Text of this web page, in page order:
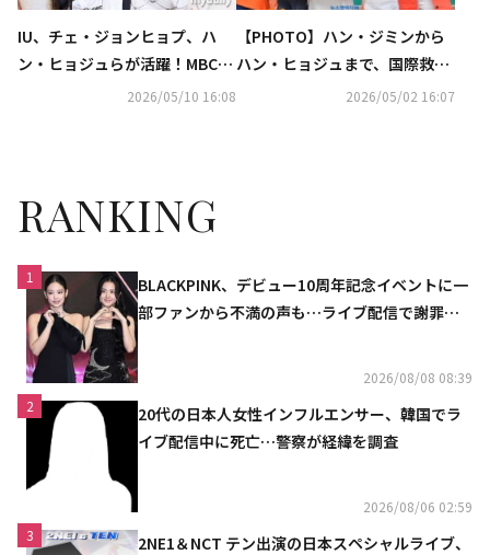
IU、チェ・ジョンヒョプ、ハ
ン・ヒョジュらが活躍！MBCド
ラマのラインナップに注目
2026/05/10 16:08
【PHOTO】ハン・ジミンから
ハン・ヒョジュまで、国際救護
団体の募金イベントに参加
2026/05/02 16:07
RANKING
1
BLACKPINK、デビュー10周年記念イベントに一
部ファンから不満の声も…ライブ配信で謝罪
2026/08/08 08:39
2
20代の日本人女性インフルエンサー、韓国でラ
イブ配信中に死亡…警察が経緯を調査
2026/08/06 02:59
3
2NE1＆NCT テン出演の日本スペシャルライブ、